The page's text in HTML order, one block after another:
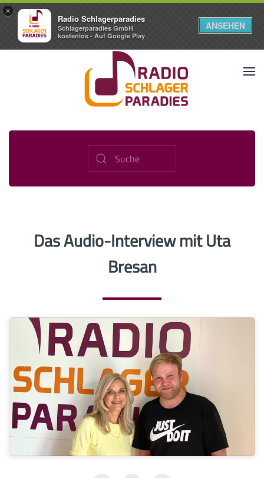
×
Radio Schlagerparadies
Schlagerparadies GmbH
kostenlos - Auf Google Play
ANSEHEN
Das Audio-Interview mit Uta
Bresan